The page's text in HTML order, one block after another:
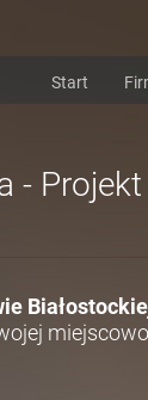
Start
-